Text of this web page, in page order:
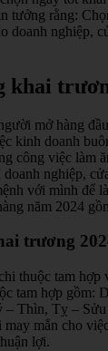
tưởng rằng:
doanh nghiệp,
khai
mở hàng
kinh doanh
công việc làm
nghiệp,
với mình để
năm 2024
trương
thuộc tam hợp
tam hợp gồm:
Thìn, Tỵ –
may mắn cho
lợi.